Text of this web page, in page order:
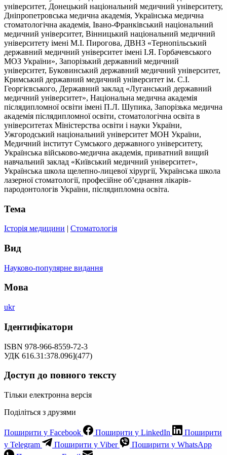
університет, Донецький національний медичний університету,
Дніпропетровська медична академія, Українська медична
стоматологічна академія, Івано-Франківський національний
медичний університет, Вінницький національний медичний
університету імені М.І. Пирогова, ДВНЗ «Тернопільський
державний медичний університет імені І.Я. Горбачевського
МОЗ України», Запорізький державний медичний
університет, Буковинський державний медичний університет,
Кримський державний медичний університет ім. С.І.
Георгієвського, Державний заклад «Луганський державний
медичний університет», Національна медична академія
післядипломної освіти імені П.Л. Шупика, Запорізька медична
академія післядипломної освіти, стоматологічна освіта в
університетах Міністерства освіти і науки України,
Ужгородський національний університет МОН України,
Медичний інститут Сумського державного університету,
Українська військово-медична академія, приватний вищий
навчальний заклад «Київський медичний університет»,
Українська школа щелепно-лицевої хірургії, Українська школа
лазерної стоматології, професійне об’єднання лікарів-
пародонтологів України, післядипломна освіта.
Тема
Історія медицини | Стоматологія
Вид
Науково-популярне видання
Мова
ukr
Ідентифікатори
ISBN 978-966-8559-72-3
УДК 616.31:378.096](477)
Доступ до повного тексту
Тільки електронна версія
Поділіться з друзями
Поширити у Facebook Поширити у LinkedIn
Поширити
у Telegram
Поширити у Viber
Поширити у WhatsApp